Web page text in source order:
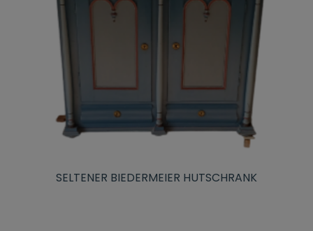
SELTENER BIEDERMEIER HUTSCHRANK